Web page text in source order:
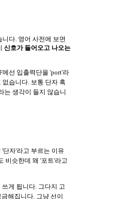
다. 영어 사전에 보면
신호가 들어오고 나오는
에선 입출력단을 'port'라
습니다. 보통 단자 혹
는 생각이 들지 않습니
단자'라고 부르는 이유
비슷한데 왜 '포트'라고
게 됩니다. 그다지 고
해집니다. 그냥 선이